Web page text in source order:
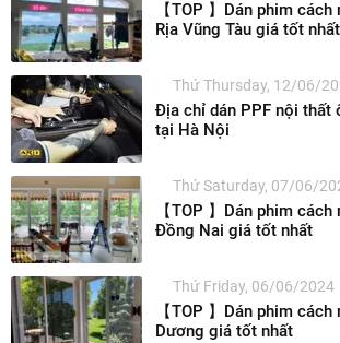
【TOP 】Dán phim
Rịa Vũng Tàu giá tốt nhất
Thứ Thursday, 12/06/
Địa chỉ dán PPF nội thất
tại Hà Nội
Thứ Saturday, 07/06/
【TOP 】Dán phim
Đồng Nai giá tốt nhất
Thứ Friday, 06/06/2024
【TOP 】Dán phim
Dương giá tốt nhất